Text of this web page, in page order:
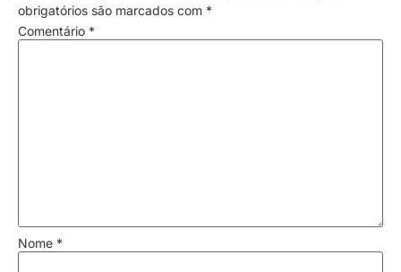
obrigatórios são marcados com *
Comentário *
Nome *